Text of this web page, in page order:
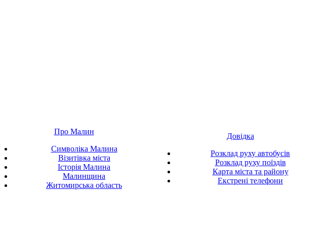
Про Малин
Символіка Малина
Візитівка міста
Історія Малина
Малинщина
Житомирська область
Довідка
Розклад руху автобусів
Розклад руху поїздів
Карта міста та району
Екстрені телефони